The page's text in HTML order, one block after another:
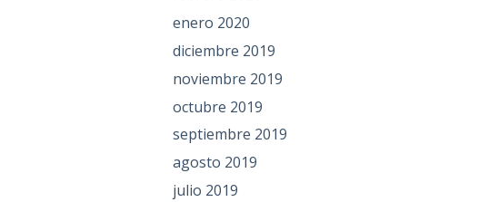
enero 2020
diciembre 2019
noviembre 2019
octubre 2019
septiembre 2019
agosto 2019
julio 2019